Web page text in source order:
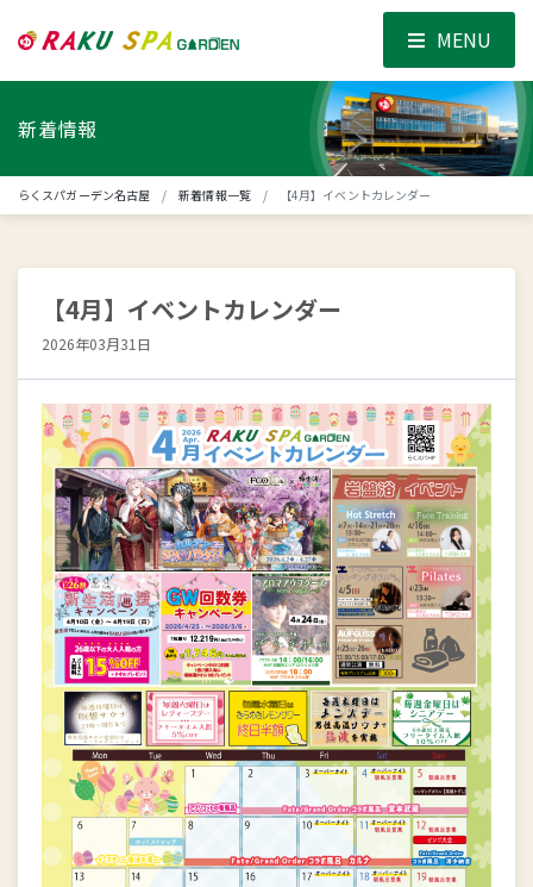
新着情報
らくスパガーデン名古屋 新着情報一覧 【4月】イベントカレンダー
【4月】イベントカレンダー
2026年03月31日
MENU